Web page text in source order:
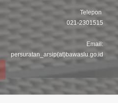
Telepon
021-2301515
Email:
persuratan_arsip(at)bawaslu.go.id